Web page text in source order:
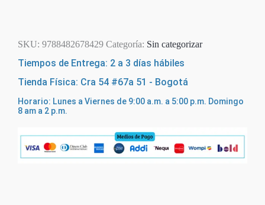
SKU: 9788482678429 Categoría: Sin categorizar
Tiempos de Entrega: 2 a 3 días hábiles
Tienda Física: Cra 54 #67a 51 - Bogotá
Horario: Lunes a Viernes de 9:00 a.m. a 5:00 p.m. Domingo
8 am a 2 p.m.